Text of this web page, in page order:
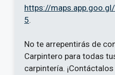
https://
5.
No te arrepentirás de
Carpintero para todas
carpintería.